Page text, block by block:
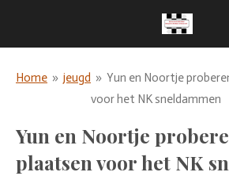
deHome » jeugd » Yun en Noortje
voor het NK sneldammen
Yun en Noortje
plaatsen voor het NK